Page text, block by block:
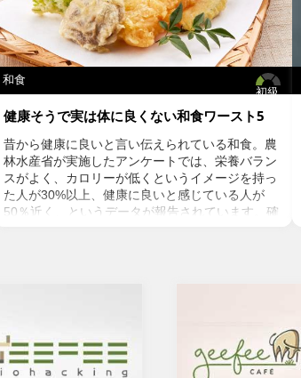
初級
和食
健康そうで実は体に良くない和食ワースト5
昔から健康に良いと言い伝えられている和食。農
林水産省が実施したアンケートでは、栄養バラン
スがよく、カロリーが低くというイメージを持っ
た人が30%以上、健康に良いと感じている人が
50％近く、というデータが報告されています。確
見るからに不健康そうな焦げ焦げの焼き魚を違和
感なく食べている人も多いのでは？魚が高温調理
されることでアミノ酸(タンパク質)とクレアチン